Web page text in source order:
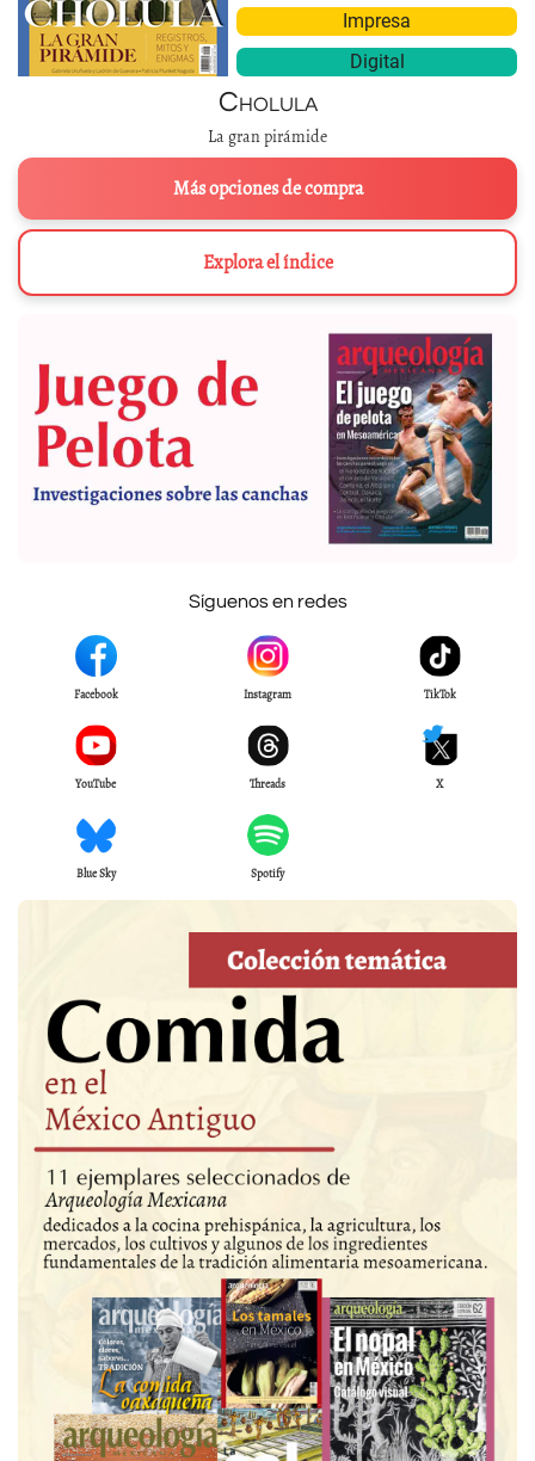
Impresa
Digital
Cholula
La gran pirámide
Más opciones de compra
Explora el índice
Síguenos en redes
Facebook Instagram TikTok
YouTube Threads X
Blue Sky Spotify